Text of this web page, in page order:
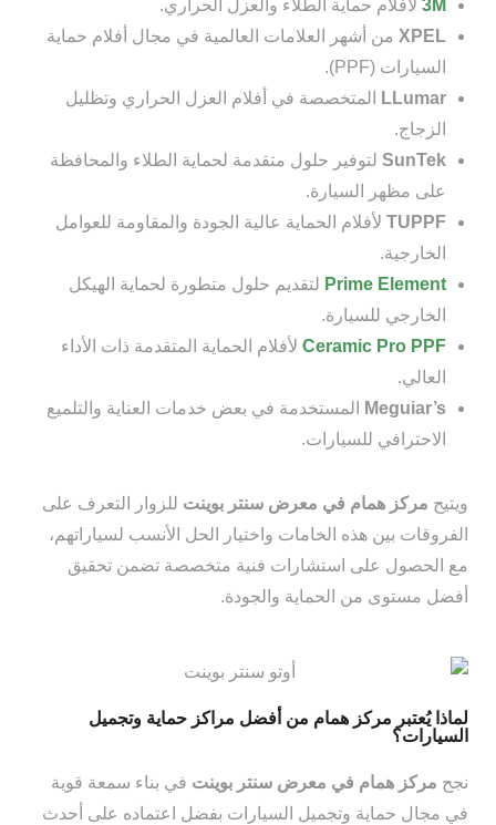
3M لأفلام حماية الطلاء والعزل الحراري.
XPEL من أشهر العلامات العالمية في مجال أفلام حماية
السيارات (PPF).
LLumar
المتخصصة في أفلام العزل الحراري وتظليل
الزجاج.
SunTek لتوفير حلول متقدمة لحماية الطلاء والمحافظة
على مظهر السيارة.
TUPPF لأفلام الحماية عالية الجودة والمقاومة للعوامل
الخارجية.
Prime Element لتقديم حلول متطورة لحماية الهيكل
الخارجي للسيارة.
Ceramic Pro PPF لأفلام الحماية المتقدمة ذات الأداء
العالي.
Meguiar’s
المستخدمة في بعض خدمات العناية والتلميع
الاحترافي للسيارات.
ويتيح مركز همام في معرض سنتر بوينت للزوار التعرف على
الفروقات بين هذه الخامات واختيار الحل الأنسب لسياراتهم،
مع الحصول على استشارات فنية متخصصة تضمن تحقيق
أفضل مستوى من الحماية والجودة.
لماذا يُعتبر مركز همام من أفضل مراكز حماية وتجميل
السيارات؟
نجح مركز همام في معرض سنتر بوينت في بناء سمعة قوية
في مجال حماية وتجميل السيارات بفضل اعتماده على أحدث